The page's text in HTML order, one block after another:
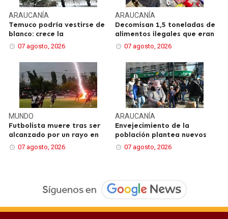
ARAUCANÍA
Temuco podría vestirse de
blanco: crece la
07 agosto, 2026
ARAUCANÍA
Decomisan 1,5 toneladas de
alimentos ilegales que eran
07 agosto, 2026
MUNDO
Futbolista muere tras ser
alcanzado por un rayo en
07 agosto, 2026
ARAUCANÍA
Envejecimiento de la
población plantea nuevos
07 agosto, 2026